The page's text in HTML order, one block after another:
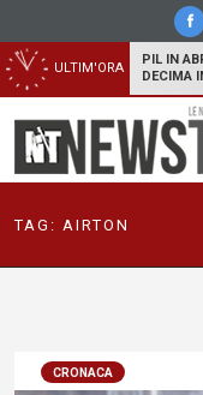
ULTIM'ORA
PIL IN
DECIMA
TAG: AIRTON
CRONACA